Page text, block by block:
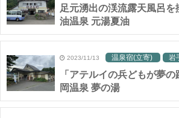
足元湧出の渓流露天風呂を
油温泉 元湯夏油
2023/11/13 温泉宿(立寄) 岩
「アテルイの兵どもが夢
岡温泉 夢の湯